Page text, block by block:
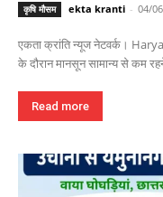
कृषि मौसम ekta kranti - 04/
एकता क्रांति न्यूज नेटवर्क।
के दौरान मानसून सामान्य से कम
Read more